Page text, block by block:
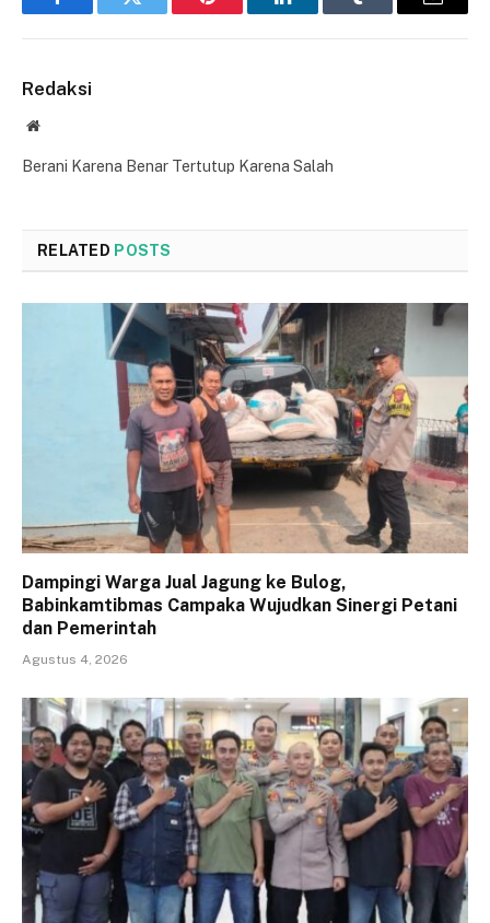
FacebookTwitter Pinterest LinkedInTumblr Email
Redaksi
Website
Berani Karena Benar Tertutup Karena Salah
RELATED POSTS
Dampingi Warga Jual Jagung ke Bulog,
Babinkamtibmas Campaka Wujudkan Sinergi Petani
dan Pemerintah
Agustus 4, 2026